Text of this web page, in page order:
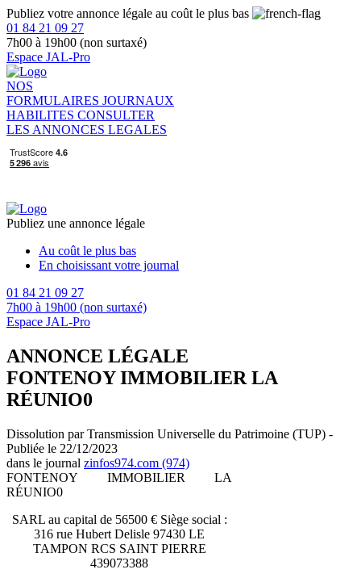
Publiez votre annonce légale au coût le plus bas
01 84 21 09 27
7h00 à 19h00 (non surtaxé)
Espace JAL-Pro
NOS
FORMULAIRES JOURNAUX
HABILITES CONSULTER
LES ANNONCES LEGALES
Publiez une annonce légale
Au coût le plus bas
En choisissant votre journal
01 84 21 09 27
7h00 à 19h00 (non surtaxé)
Espace JAL-Pro
ANNONCE LÉGALE
FONTENOY IMMOBILIER LA
RÉUNIO0
Dissolution par Transmission Universelle du Patrimoine (TUP) -
Publiée le 22/12/2023
dans le journal zinfos974.com (974)
FONTENOY IMMOBILIER LA
RÉUNIO0
SARL au capital de 56500 € Siège social :
316 rue Hubert Delisle 97430 LE
TAMPON RCS SAINT PIERRE
439073388